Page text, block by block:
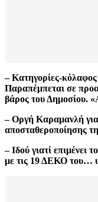
– Κατηγορίες-
Παραπέμπεται σε
βάρος του Δημοσίου.
– Οργή Καραμανλή για
αποσταθεροποίησης
– Ιδού γιατί επιμένει
με τις 19 ΔΕΚΟ του…